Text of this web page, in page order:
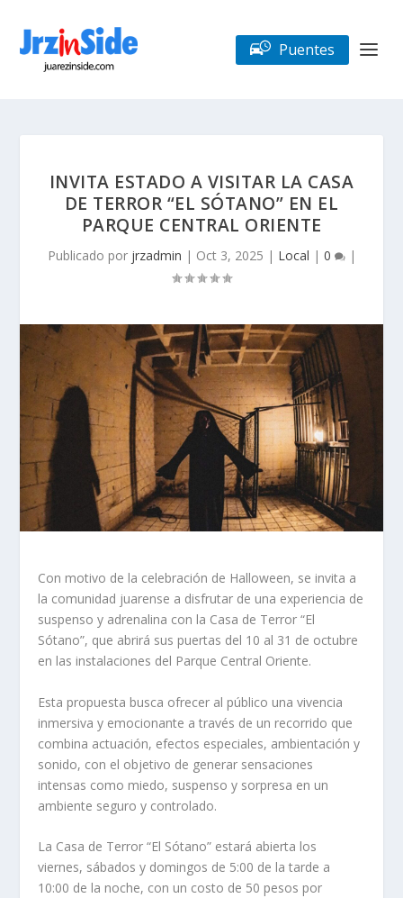
Puentes
INVITA ESTADO A VISITAR LA CASA
DE TERROR “EL SÓTANO” EN EL
PARQUE CENTRAL ORIENTE
Publicado por jrzadmin | Oct 3, 2025 | Local | 0 |
Con motivo de la celebración de Halloween, se invita a
la comunidad juarense a disfrutar de una experiencia de
suspenso y adrenalina con la Casa de Terror “El
Sótano”, que abrirá sus puertas del 10 al 31 de octubre
en las instalaciones del Parque Central Oriente.
Esta propuesta busca ofrecer al público una vivencia
inmersiva y emocionante a través de un recorrido que
combina actuación, efectos especiales, ambientación y
sonido, con el objetivo de generar sensaciones
intensas como miedo, suspenso y sorpresa en un
ambiente seguro y controlado.
La Casa de Terror “El Sótano” estará abierta los
viernes, sábados y domingos de 5:00 de la tarde a
10:00 de la noche, con un costo de 50 pesos por